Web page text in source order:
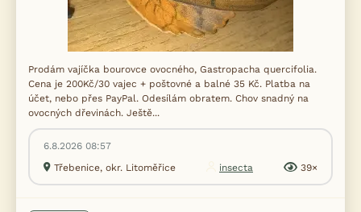
Prodám vajíčka bourovce ovocného, Gastropacha quercifolia.
Cena je 200Kč/30 vajec + poštovné a balné 35 Kč. Platba na
účet, nebo přes PayPal. Odesílám obratem. Chov snadný na
ovocných dřevinách. Ještě...
6.8.2026 08:57
Třebenice, okr. Litoměřice
insecta 39×